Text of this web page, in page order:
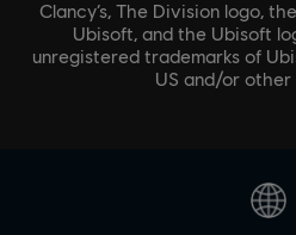
Clancy’s, The Division logo,
Ubisoft, and the Ubisoft
unregistered trademarks of
US and/or other